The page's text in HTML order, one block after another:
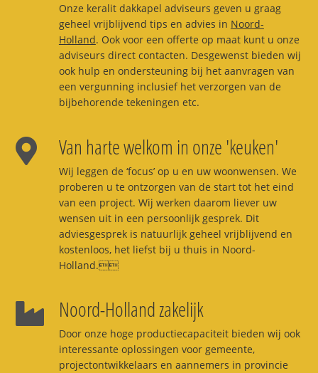
Onze keralit dakkapel adviseurs geven u graag
geheel vrijblijvend tips en advies in Noord-
Holland. Ook voor een offerte op maat kunt u onze
adviseurs direct contacten. Desgewenst bieden wij
ook hulp en ondersteuning bij het aanvragen van
een vergunning inclusief het verzorgen van de
bijbehorende tekeningen etc.
Van harte welkom in onze 'keuken'
Wij leggen de ‘focus’ op u en uw woonwensen. We
proberen u te ontzorgen van de start tot het eind
van een project. Wij werken daarom liever uw
wensen uit in een persoonlijk gesprek. Dit
adviesgesprek is natuurlijk geheel vrijblijvend en
kostenloos, het liefst bij u thuis in Noord-
Holland.
Noord-Holland zakelijk
Door onze hoge productiecapaciteit bieden wij ook
interessante oplossingen voor gemeente,
projectontwikkelaars en aannemers in provincie